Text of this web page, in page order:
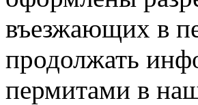
въезжающих в
продолжать
пермитами в